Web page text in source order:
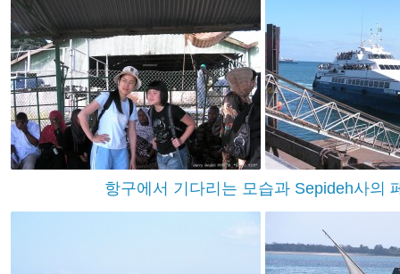
항구에서 기다리는 모습과 Sepideh사의